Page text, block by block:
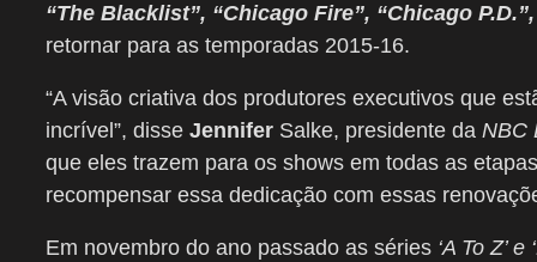
“The Blacklist”, “Chicago Fire”, “Chicago
retornar para as temporadas 2015-16.
“A visão criativa dos produtores executivos que
incrível”, disse Jennifer Salke, presidente da NBC
que eles trazem para os shows em todas as etapas
recompensar essa dedicação com essas
Em novembro do ano passado as séries ‘A To Z’ e